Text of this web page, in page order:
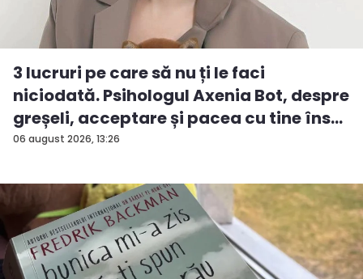
06 august 2026, 13:26
3 lucruri pe care să nu ți le faci
niciodată. Psihologul Axenia Bot, despre
greșeli, acceptare și pacea cu tine îns...